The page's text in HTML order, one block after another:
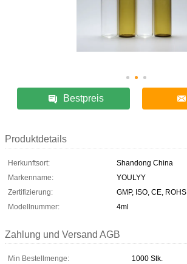
Bestpreis
Produktdetails
Herkunftsort:
Shandong China
Markenname:
YOULYY
Zertifizierung:
GMP, ISO, CE, ROHS
Modellnummer:
4ml
Zahlung und Versand AGB
Min Bestellmenge:
1000 Stk.